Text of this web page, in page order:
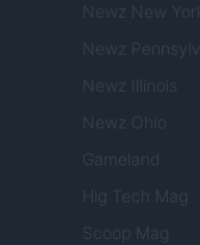
Newz New York
Newz
Newz Illinois
Newz Ohio
Gameland
Hig Tech Mag
Scoop Mag